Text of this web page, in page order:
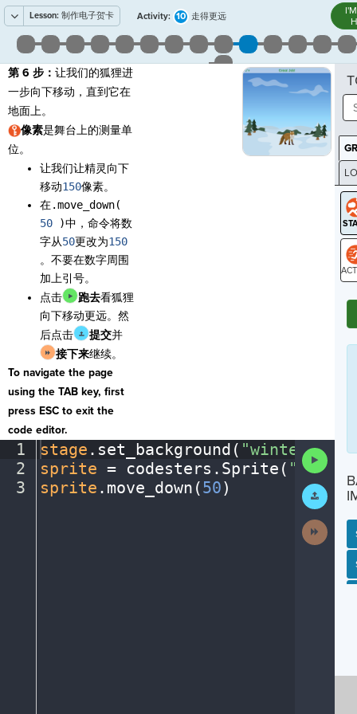
Lesson: 制作电子贺卡 Activity: 10 走得更远
第 6 步： 让我们的狐狸进
一步向下移动，直到它在
地面上。
像素是舞台上的测量单
位。
让我们让精灵向下
移动150像素。
在.move_down(
50 )中，命令将数
字从50更改为150
。不要在数字周围
加上引号。
点击
跑去看狐狸
向下移动更远。然
后点击
提交并
接下来继续。
To navigate the page
using the TAB key, first
press ESC to exit the
code editor.
1
2
3
stage . set_background( "winter")
sprite = codesters . Sprite( "fox"
sprite . move_down(50)
Code
Submit
Work
Activity